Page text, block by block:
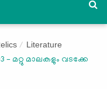
Literature
– മറ്റു മാലകളും വടക്കേ